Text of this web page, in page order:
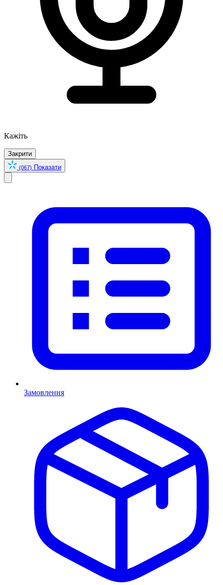
Кажіть
Закрити
(067) Показати
Замовлення